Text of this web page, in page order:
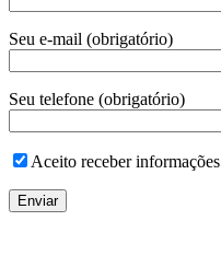
Seu e-mail (obrigatório)
Seu telefone (obrigatório)
Aceito receber